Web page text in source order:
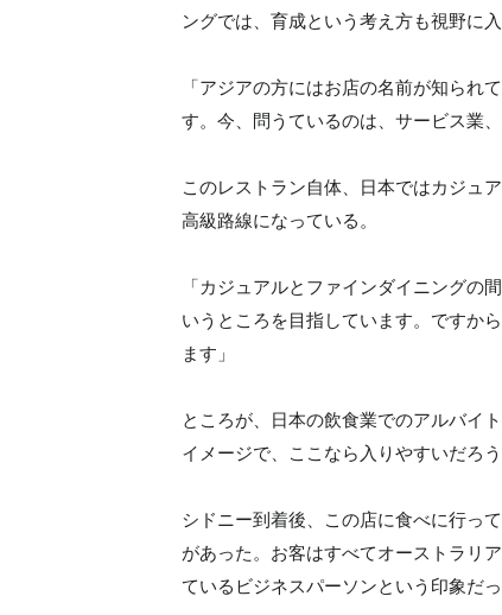
ングでは、育成という考え方も視野に
「アジアの方にはお店の名前が知られ
す。今、問うているのは、サービス業
このレストラン自体、日本ではカジュ
高級路線になっている。
「カジュアルとファインダイニングの
いうところを目指しています。ですか
ます」
ところが、日本の飲食業でのアルバイ
イメージで、ここなら入りやすいだろ
シドニー到着後、この店に食べに行っ
があった。お客はすべてオーストラリ
ているビジネスパーソンという印象だっ